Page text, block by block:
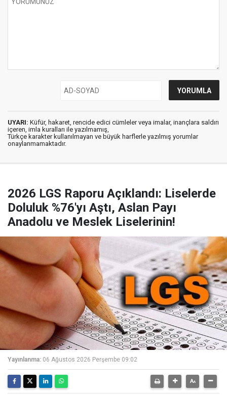
UYARI: Küfür, hakaret, rencide edici cümleler veya imalar, inançlara saldırı
içeren, imla kuralları ile yazılmamış,
Türkçe karakter kullanılmayan ve büyük harflerle yazılmış yorumlar
onaylanmamaktadır.
2026 LGS Raporu Açıklandı: Liselerde
Doluluk %76'yı Aştı, Aslan Payı
Anadolu ve Meslek Liselerinin!
Yayınlanma: 06 Ağustos 2026 Perşembe 09:02